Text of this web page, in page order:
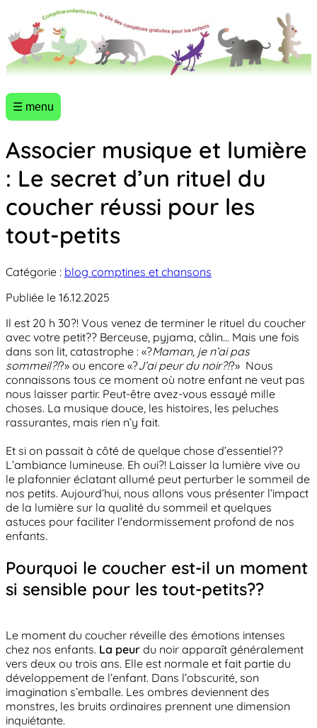
☰ menu
Associer musique et lumière
: Le secret d’un rituel du
coucher réussi pour les
tout-petits
Catégorie : blog comptines et chansons
Publiée le 16.12.2025
Il est 20 h 30?! Vous venez de terminer le rituel du coucher
avec votre petit?? Berceuse, pyjama, câlin… Mais une fois
dans son lit, catastrophe : «?Maman, je n’ai pas
sommeil?!?» ou encore «?J’ai peur du noir?!?» Nous
connaissons tous ce moment où notre enfant ne veut pas
nous laisser partir. Peut-être avez-vous essayé mille
choses. La musique douce, les histoires, les peluches
rassurantes, mais rien n’y fait.
Et si on passait à côté de quelque chose d’essentiel??
L’ambiance lumineuse. Eh oui?! Laisser la lumière vive ou
le plafonnier éclatant allumé peut perturber le sommeil de
nos petits. Aujourd’hui, nous allons vous présenter l’impact
de la lumière sur la qualité du sommeil et quelques
astuces pour faciliter l’endormissement profond de nos
enfants.
Pourquoi le coucher est-il un moment
si sensible pour les tout-petits??
Le moment du coucher réveille des émotions intenses
chez nos enfants. La peur du noir apparaît généralement
vers deux ou trois ans. Elle est normale et fait partie du
développement de l’enfant. Dans l’obscurité, son
imagination s’emballe. Les ombres deviennent des
monstres, les bruits ordinaires prennent une dimension
inquiétante.